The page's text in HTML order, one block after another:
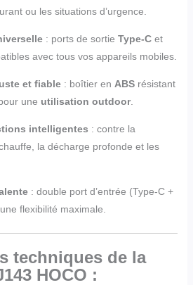
ou les situations d’urgence.
: ports de sortie Type-Cet
avec tous vos appareils mobiles.
et fiable: boîtier en ABSrésistant
une utilisation outdoor.
intelligentes : contre la
la décharge profonde et les
: double port d’entrée (Type-C +
flexibilité maximale.
techniques de la
HOCO :